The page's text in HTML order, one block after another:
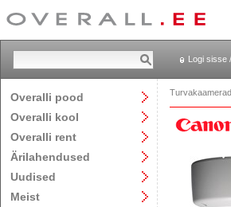
Logi sisse
Overalli pood
Overalli kool
Overalli rent
Ärilahendused
Uudised
Meist
Turvakaamerad